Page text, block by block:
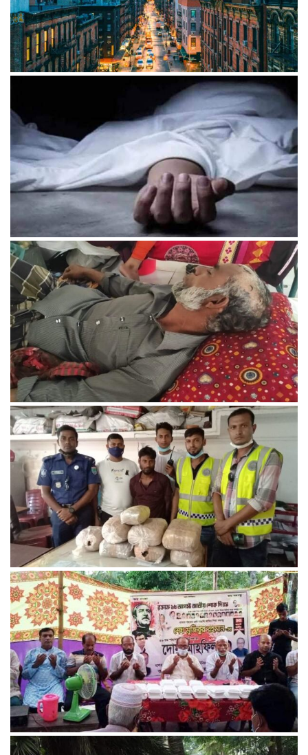
অভয়নগরে কুকুর তাড়াতে বড় ভাইয়ের মৃত্যু।
ছাগলে ফসল খাওয়ার প্রতিবাদ করায় কেশবপুরে কৃষক’কে কুপিয়েছে
প্রতিপক্ষ।
বেনাপোল পোর্ট থানা পুলিশের বিশেষ অভিযানে ১৫ কেজি গাঁজাসহ
চিহ্নিত মাদক ব্যবসায়ী আটক।
যশোরের কচুয়া ইউনিয়নে বঙ্গবন্ধুর শাহাদাত বার্ষিকীতে দোয়া-মাহফিল